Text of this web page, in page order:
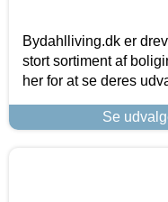
Bydahlliving.dk er
stort sortiment af
her for at se deres
Se